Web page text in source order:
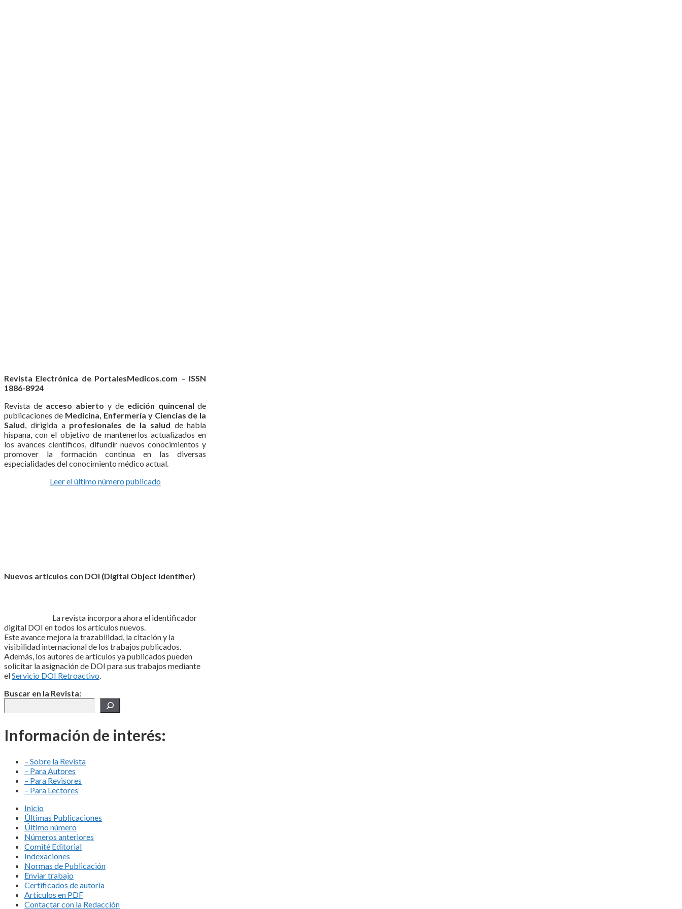
Revista Electrónica de PortalesMedicos.com – ISSN
1886-8924
Revista de acceso abierto y de edición quincenal de
publicaciones de Medicina, Enfermería y Ciencias de la
Salud , dirigida a profesionales de la salud de habla
hispana, con el objetivo de mantenerlos actualizados en
los avances científicos, difundir nuevos conocimientos y
promover la formación continua en las diversas
especialidades del conocimiento médico actual.
Leer el último número publicado
Nuevos artículos con DOI (Digital Object Identifier)
La revista incorpora ahora el identificador
digital DOI en todos los artículos nuevos.
Este avance mejora la trazabilidad, la citación y la
visibilidad internacional de los trabajos publicados.
Además, los autores de artículos ya publicados pueden
solicitar la asignación de DOI para sus trabajos mediante
elServicio DOI Retroactivo
Buscar en la Revista:
Información de interés:
– Sobre la Revista
– Para Autores
– Para Revisores
– Para Lectores
Inicio
Últimas Publicaciones
Último número
Números anteriores
Comité Editorial
Indexaciones
Normas de Publicación
Enviar trabajo
Certificados de autoría
Artículos en PDF
Contactar con la Redacción